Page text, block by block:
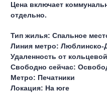
Цена включает
отдельно.
Тип жилья: Спальное
Линия метро: Люблинско-
Удаленность от
Свободно сейчас:
Метро: Печатники
Локация: На юге